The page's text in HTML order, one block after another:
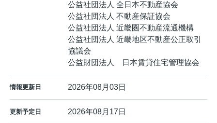
公益社団法人 全日本不動産協会
公益社団法人 不動産保証協会
公益社団法人 近畿圏不動産流通機構
公益社団法人 近畿地区不動産公正取引
協議会
公益財団法人 日本賃貸住宅管理協会
情報更新日 2026年08月03日
更新予定日 2026年08月17日